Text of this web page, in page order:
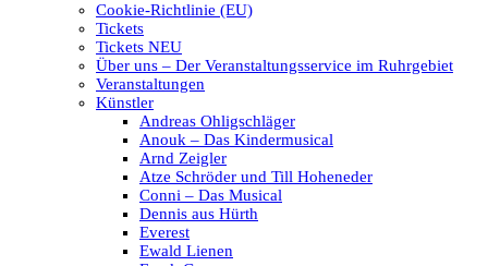
Cookie-Richtlinie (EU)
Tickets
Tickets NEU
Über uns – Der Veranstaltungsservice im Ruhrgebiet
Veranstaltungen
Künstler
Andreas Ohligschläger
Anouk – Das Kindermusical
Arnd Zeigler
Atze Schröder und Till Hoheneder
Conni – Das Musical
Dennis aus Hürth
Everest
Ewald Lienen